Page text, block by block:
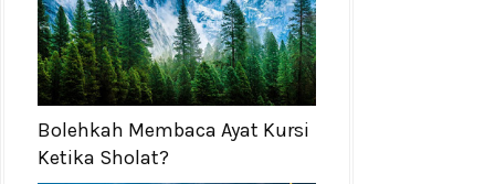
Bolehkah Membaca Ayat Kursi
Ketika Sholat?